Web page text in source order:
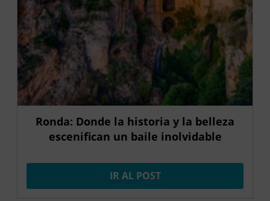
Ronda: Donde la historia y la belleza
escenifican un baile inolvidable
IR AL POST